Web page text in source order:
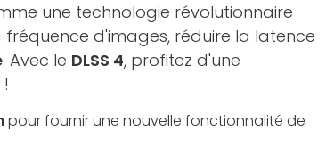
une technologie révolutionnaire
fréquence d'images, réduire la latence
. Avec le DLSS 4, profitez d'une
pour fournir une nouvelle fonctionnalité de